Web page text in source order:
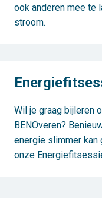
ook anderen mee te
stroom.
Wil je graag bijleren
BENOveren?
energie slimmer kan
onze